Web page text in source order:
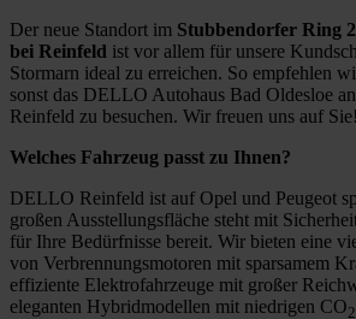
Der neue Standort im Stubbendorfer Ring
bei Reinfeld ist vor allem für unsere
Stormarn ideal zu erreichen. So empfehlen
sonst das DELLO Autohaus Bad Oldesloe
Reinfeld zu besuchen. Wir freuen uns auf
Welches Fahrzeug passt zu Ihnen?
DELLO Reinfeld ist auf Opel und Peugeot
großen Ausstellungsfläche steht mit
für Ihre Bedürfnisse bereit. Wir bieten eine
von Verbrennungsmotoren mit sparsamem
effiziente Elektrofahrzeuge mit großer
eleganten Hybridmodellen mit niedrigen CO2